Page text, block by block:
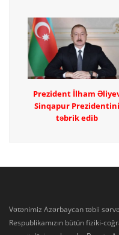
Prezident İlham
Sinqapur Prezidentini
təbrik edib
Vətənimiz Azərbaycan təbii
Respublikamızın bütün fiziki-